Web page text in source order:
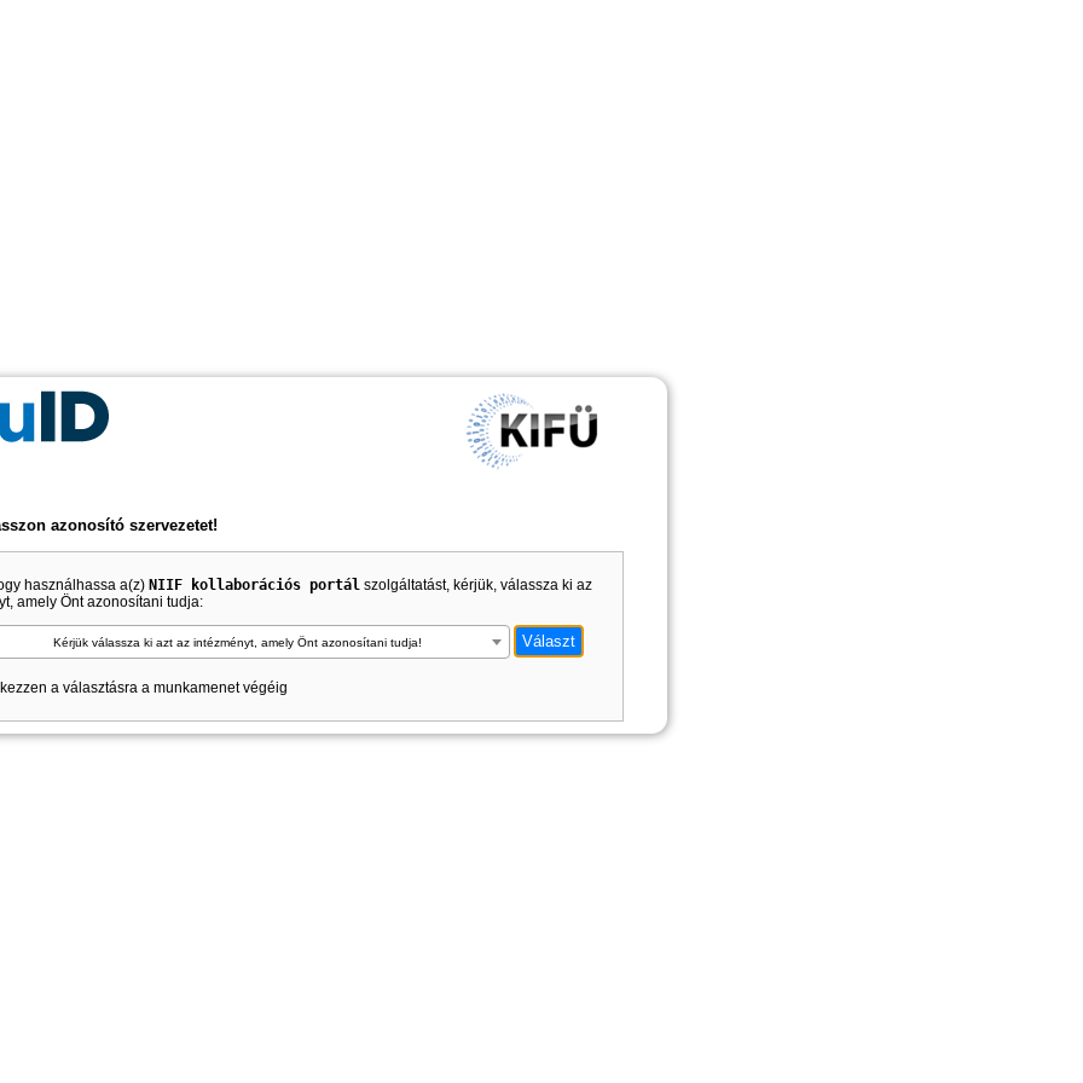
azonosító szervezetet!
használhassa a(z) NIIF kollaborációs portál szolgáltatást, kérjük, válassza ki az
amely Önt azonosítani tudja:
Kérjük válassza ki azt az intézményt, amely Önt azonosítani tudja!
a választásra a munkamenet végéig